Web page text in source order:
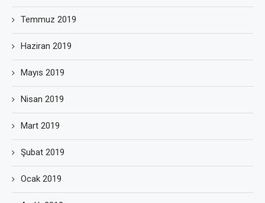
Temmuz 2019
Haziran 2019
Mayıs 2019
Nisan 2019
Mart 2019
Şubat 2019
Ocak 2019